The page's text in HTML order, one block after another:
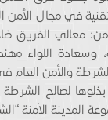
في مجال
من: معالي الفريق
اللواء
والأمن العام
بذلوها لصالح
المدينة الآمنة